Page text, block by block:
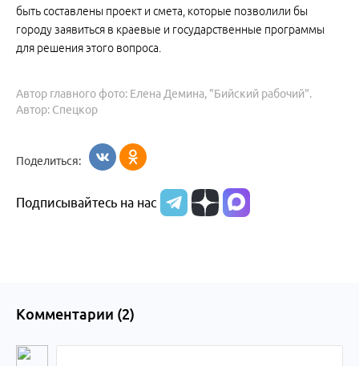
быть составлены проект и смета, которые позволили бы
городу заявиться в краевые и государственные программы
для решения этого вопроса.
Автор: Спецкор
Автор главного фото: Елена Демина, "Бийский рабочий".
Поделиться:
Подписывайтесь на нас
Комментарии (2)